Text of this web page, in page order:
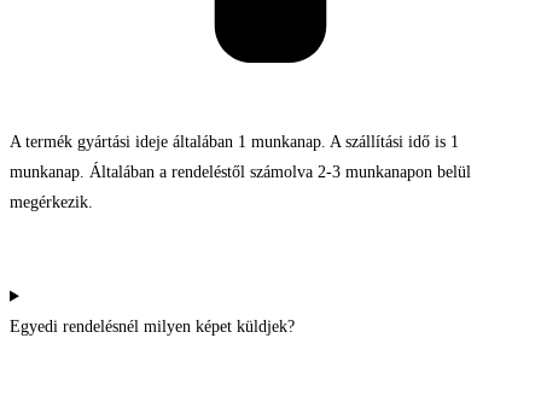
A termék gyártási ideje általában 1 munkanap. A szállítási idő is 1
munkanap. Általában a rendeléstől számolva 2-3 munkanapon belül
megérkezik.
Egyedi rendelésnél milyen képet küldjek?